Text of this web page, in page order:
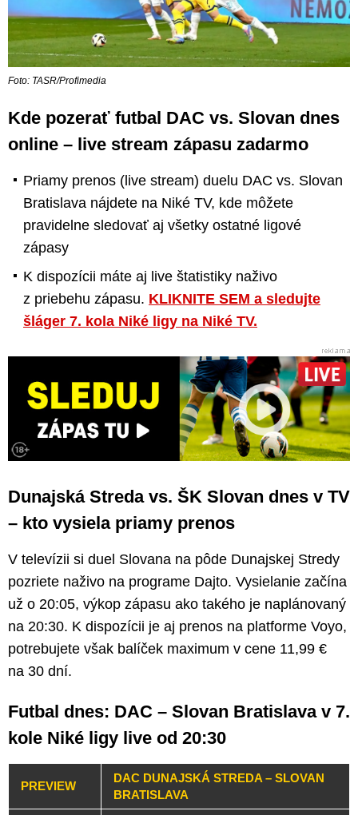
Foto: TASR/Profimedia
Kde pozerať futbal DAC vs. Slovan dnes
online – live stream zápasu zadarmo
Priamy prenos (live stream) duelu DAC vs. Slovan
Bratislava nájdete na Niké TV, kde môžete
pravidelne sledovať aj všetky ostatné ligové
zápasy
K dispozícii máte aj live štatistiky naživo
z priebehu zápasu. KLIKNITE SEM a sledujte
šláger 7. kola Niké ligy na Niké TV.
Dunajská Streda vs. ŠK Slovan dnes v TV
– kto vysiela priamy prenos
V televízii si duel Slovana na pôde Dunajskej Stredy
pozriete naživo na programe Dajto. Vysielanie začína
už o 20:05, výkop zápasu ako takého je naplánovaný
na 20:30. K dispozícii je aj prenos na platforme Voyo,
potrebujete však balíček maximum v cene 11,99 €
na 30 dní.
Futbal dnes: DAC – Slovan Bratislava v 7.
kole Niké ligy live od 20:30
PREVIEW
DAC DUNAJSKÁ STREDA – SLOVAN
BRATISLAVA